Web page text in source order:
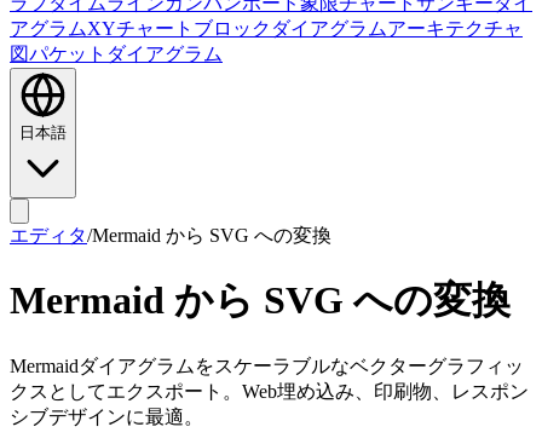
アグラムXYチャート ブロックダイアグラムアーキテクチャ
図パケットダイアグラム
日本語
エディタ/Mermaid から SVG への変換
Mermaid から SVG への変換
Mermaidダイアグラムをスケーラブルなベクターグラフィッ
クスとしてエクスポート。Web埋め込み、印刷物、レスポン
シブデザインに最適。